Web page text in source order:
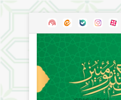
آپاراتاینستاگرام
بله ایتا